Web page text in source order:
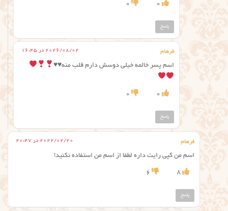
0
0
پاسخ
فرهام 2026/08/02 در 16:45
اسم پسر خالمه خیلی دوسش دارم قلب منه♥️
♥️
0
0
پاسخ
فرهام 2022/02/20 در 20:47
اسم من کپی رایت داره لطفا از اسم من استفاده نکنید!
8
6
پاسخ